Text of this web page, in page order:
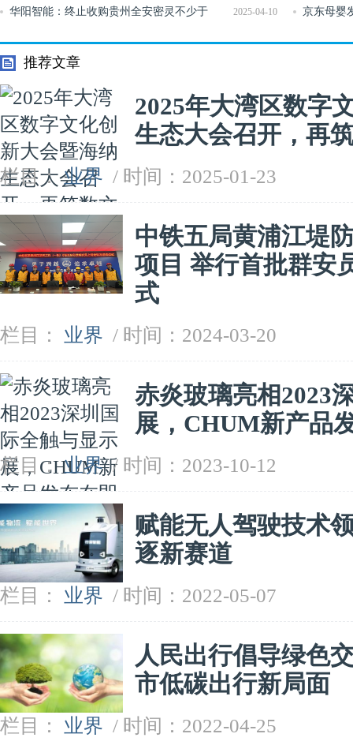
资产仅占4%，固收独大 2025-04-10
华阳智能：终止收购贵州全安密灵不少于
51%股权
京东母婴
妈妈班和千
推荐文章
2025年大湾区数字
生态大会召开，再
栏目： 业界 / 时间：2025-01-23
中铁五局黄浦江堤
项目 举行首批群安
式
栏目： 业界 / 时间：2024-03-20
赤炎玻璃亮相2023
展，CHUM新产品
栏目： 业界 / 时间：2023-10-12
赋能无人驾驶技术
逐新赛道
栏目： 业界 / 时间：2022-05-07
人民出行倡导绿色
市低碳出行新局面
栏目： 业界 / 时间：2022-04-25